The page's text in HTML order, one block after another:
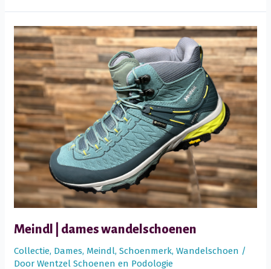
heren
wandelschoenen
Meindl | dames wandelschoenen
Collectie, Dames, Meindl,Schoenmerk,Wandelschoen /
DoorWentzel Schoenen en Podologie